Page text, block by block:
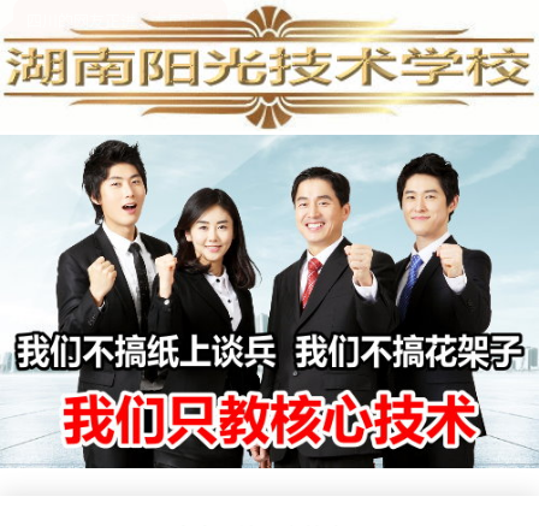
水电工培训，水电工培训学校